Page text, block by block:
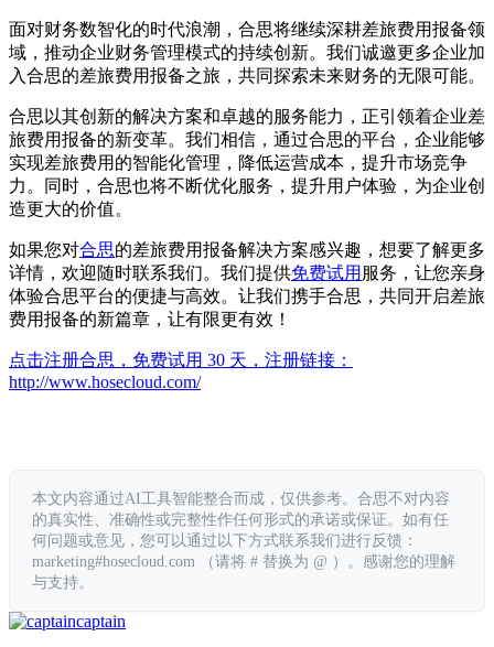
面对财务数智化的时代浪潮，合思将继续深耕差旅费用报备领
域，推动企业财务管理模式的持续创新。我们诚邀更多企业加
入合思的差旅费用报备之旅，共同探索未来财务的无限可能。
合思以其创新的解决方案和卓越的服务能力，正引领着企业差
旅费用报备的新变革。我们相信，通过合思的平台，企业能够
实现差旅费用的智能化管理，降低运营成本，提升市场竞争
力。同时，合思也将不断优化服务，提升用户体验，为企业创
造更大的价值。
如果您对合思的差旅费用报备解决方案感兴趣，想要了解更多
详情，欢迎随时联系我们。我们提供免费试用 服务，让您亲身
体验合思平台的便捷与高效。让我们携手合思，共同开启差旅
费用报备的新篇章，让有限更有效！
点击注册合思，免费试用 30 天，注册链接：
http://www.hosecloud.com/
本文内容通过AI工具智能整合而成，仅供参考。合思不对内容
的真实性、准确性或完整性作任何形式的承诺或保证。如有任
何问题或意见，您可以通过以下方式联系我们进行反馈：
marketing#hosecloud.com （请将 # 替换为 @ ）。感谢您的理解
与支持。
captain